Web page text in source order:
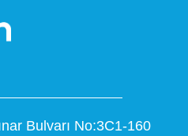
Bulvarı No:3C1-160